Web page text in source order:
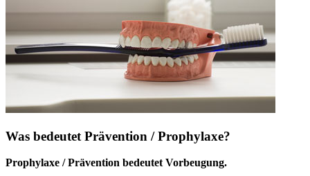
Was bedeutet Prävention / Prophylaxe?
Prophylaxe / Prävention bedeutet Vorbeugung.